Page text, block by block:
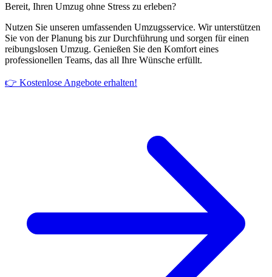
Bereit, Ihren Umzug ohne Stress zu erleben?
Nutzen Sie unseren umfassenden Umzugsservice. Wir unterstützen
Sie von der Planung bis zur Durchführung und sorgen für einen
reibungslosen Umzug. Genießen Sie den Komfort eines
professionellen Teams, das all Ihre Wünsche erfüllt.
👉 Kostenlose Angebote erhalten!